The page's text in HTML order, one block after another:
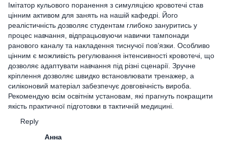
Імітатор кульового поранення з симуляцією кровотечі став
цінним активом для занять на нашій кафедрі. Його
реалістичність дозволяє студентам глибоко зануритись у
процес навчання, відпрацьовуючи навички тампонади
ранового каналу та накладення тиснучої пов’язки. Особливо
цінним є можливість регулювання інтенсивності кровотечі, що
дозволяє адаптувати навчання під різні сценарії. Зручне
кріплення дозволяє швидко встановлювати тренажер, а
силіконовий матеріал забезпечує довговічність вироба.
Рекомендую всім освітнім установам, які прагнуть покращити
якість практичної підготовки в тактичній медицині.
Reply
Анна